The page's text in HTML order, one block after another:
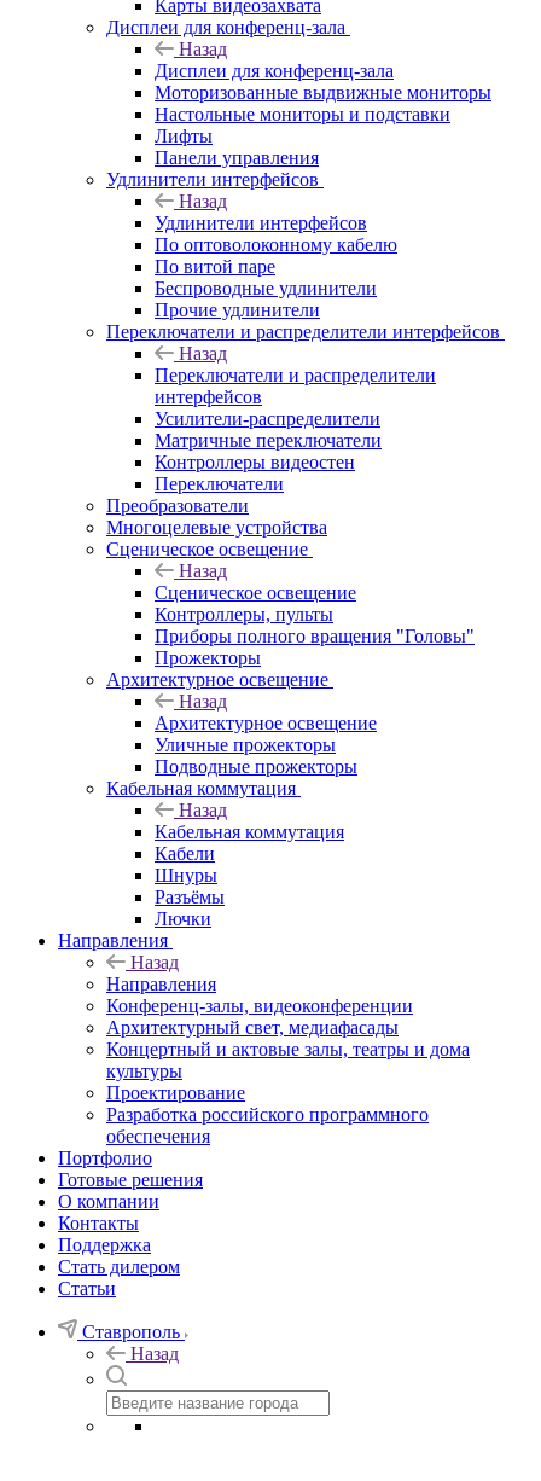
Карты видеозахвата
Дисплеи для конференц-зала
Назад
Дисплеи для конференц-зала
Моторизованные выдвижные мониторы
Настольные мониторы и подставки
Лифты
Панели управления
Удлинители интерфейсов
Назад
Удлинители интерфейсов
По оптоволоконному кабелю
По витой паре
Беспроводные удлинители
Прочие удлинители
Переключатели и распределители интерфейсов
Назад
Переключатели и распределители
интерфейсов
Усилители-распределители
Матричные переключатели
Контроллеры видеостен
Переключатели
Преобразователи
Многоцелевые устройства
Сценическое освещение
Назад
Сценическое освещение
Контроллеры, пульты
Приборы полного вращения "Головы"
Прожекторы
Архитектурное освещение
Назад
Архитектурное освещение
Уличные прожекторы
Подводные прожекторы
Кабельная коммутация
Назад
Кабельная коммутация
Кабели
Шнуры
Разъёмы
Лючки
Направления
Назад
Направления
Конференц-залы, видеоконференции
Архитектурный свет, медиафасады
Концертный и актовые залы, театры и дома
культуры
Проектирование
Разработка российского программного
обеспечения
Портфолио
Готовые решения
О компании
Контакты
Поддержка
Стать дилером
Статьи
Ставрополь
Назад